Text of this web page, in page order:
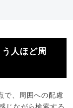
人ほど周
で、周囲への配慮